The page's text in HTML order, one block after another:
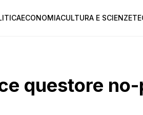
ECONOMIACULTURA E SCIENZE
questore